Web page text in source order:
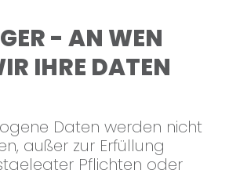
- AN WEN
IHRE DATEN
Daten werden nicht
außer zur Erfüllung
Pflichten oder